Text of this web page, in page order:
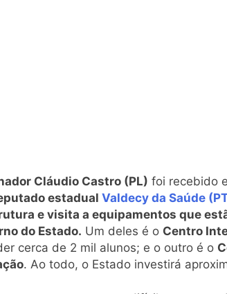
Cláudio Castro (PL) foi recebido
estadual Valdecy da Saúde
e visita a equipamentos que
do Estado. Um deles é o Centro
cerca de 2 mil alunos; e o outro é o
. Ao todo, o Estado investirá